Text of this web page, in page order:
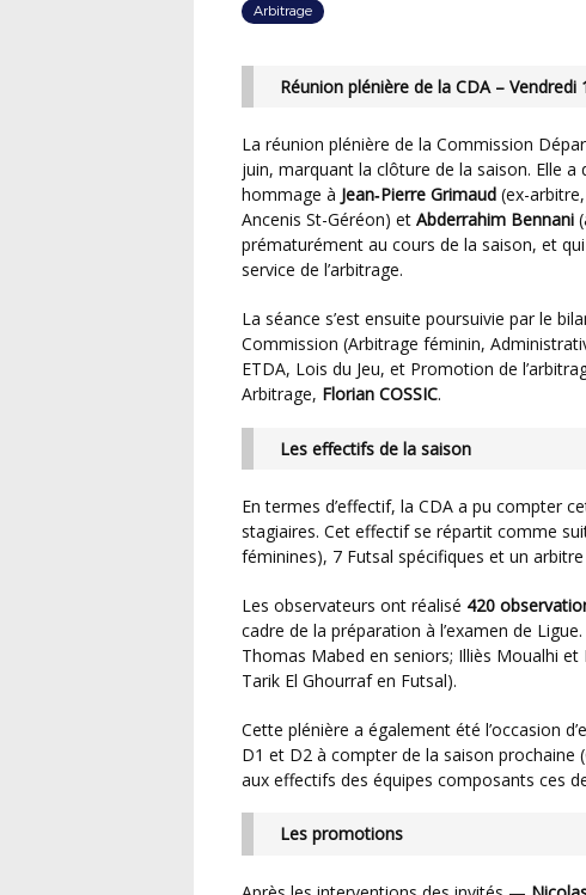
Arbitrage
Réunion plénière de la CDA –
La réunion plénière de la Commission Départementale des Arbitres s’est tenue ce vendredi 19
juin, marquant la clôture de la saison. Elle
hommage à Jean‑Pierre Grimaud (ex-
Ancenis St-Géréon) et Abderrahim Bennani
prématurément au cours de la saison, et
service de l’arbitrage.
La séance s’est ensuite poursuivie par le bilan annuel des sept sections composant la
Commission (Arbitrage féminin,
ETDA, Lois du Jeu, et Promotion de
Arbitrage, Florian COSSIC.
Les effectifs de la saison
En termes d’effectif, la CDA a pu compter
stagiaires. Cet effectif se répartit comme
féminines), 7 Futsal spécifiques et un
Les observateurs ont réalisé 420
cadre de la préparation à l’examen de
Thomas Mabed en seniors; Illiès Moualhi
Tarik El Ghourraf en Futsal).
Cette plénière a également été l’occasion d’expliquer le rééquilibrage des effectifs arbitres en
D1 et D2 à compter de la saison prochaine
aux effectifs des équipes composants ces
Les promotions